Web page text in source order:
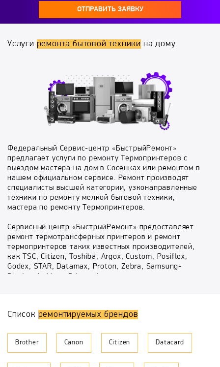
ОТПРАВИТЬ ЗАЯВКУ
Услуги ремонта бытовой техники на дому
Федеральный Сервис-центр «БыстрыйРемонт»
предлагает услуги по ремонту Термопринтеров с
выездом мастера на дом в Сосенках или ремонтом в
нашем официальном сервисе. Ремонт производят
специалисты высшей категории, узконаправленные
техники по ремонту мелкой бытовой техники,
мастера по ремонту Термопринтеров.
Сервисный центр «БыстрыйРемонт» предоставляет
ремонт термотрансферных принтеров и ремонт
термопринтеров таких известных производителей,
как TSC, Citizen, Toshiba, Argox, Custom, Posiflex,
Godex, STAR, Datamax, Proton, Zebra, Samsung-
в цветную. Этот метод печати называют термическим.
бумага с чувствительным покрытием, имеющая вид
матрицы. В ячейках этой матрицы как раз и
находятся пары микрокапель.
Список ремонтируемых брендов
Brother Canon Citizen Datacard